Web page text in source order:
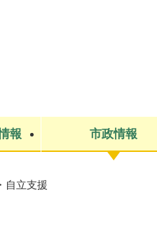
報 市政情報
自立支援